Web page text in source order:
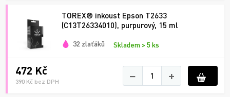
TOREX® inkoust Epson T2633
(C13T26334010), purpurový, 15 ml
32 zlaťáků Skladem > 5 ks
472 Kč
390 Kč bez DPH − +